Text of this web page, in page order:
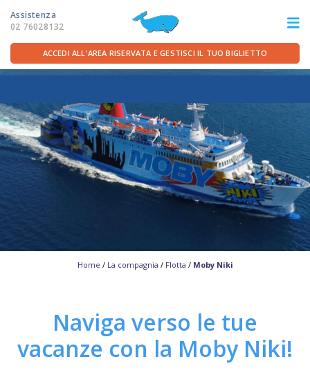
Assistenza
02 76028132
ITA FRA DEU ENG
LE ROTTE
OFFERTE TRAGHETTI
ASSISTENZA
ACCEDI ALL'AREA RISERVATA E GESTISCI IL TUO BIGLIETTO
Home / La compagnia / Flotta / Moby Niki
Naviga verso le tue
vacanze con la Moby Niki!